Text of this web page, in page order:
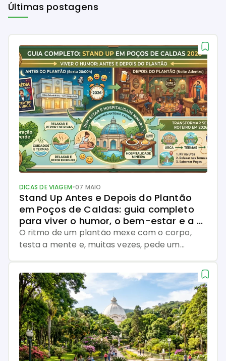
Últimas postagens
DICAS DE VIAGEM•07 MAIO
Stand Up Antes e Depois do Plantão
em Poços de Caldas: guia completo
para viver o humor, o bem-estar e a
hospitalidade mineira em 2026
O ritmo de um plantão mexe com o corpo,
testa a mente e, muitas vezes, pede um
Plantão em Poços de Caldas ganha força:
transformar a rotina intensa da saúde em riso,
encontro e experiência de viagem. Em 2026,
[…]